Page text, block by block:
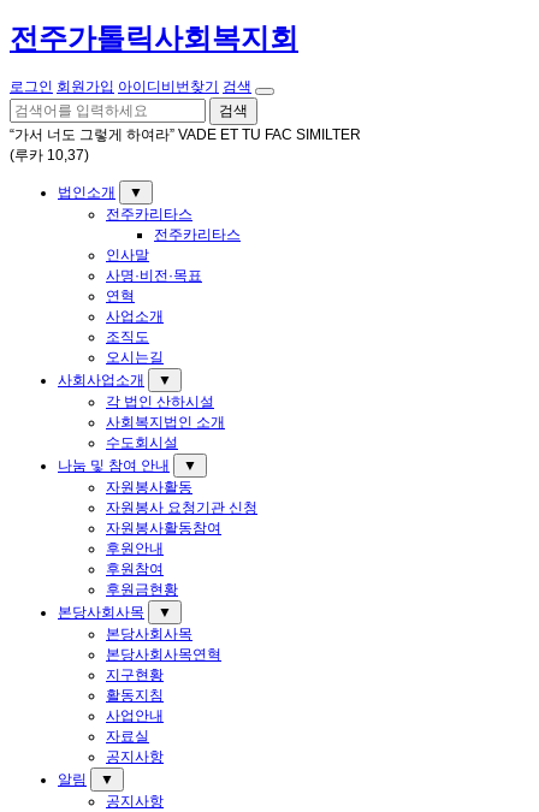
전주가톨릭사회복지회
로그인 회원가입 아이디비번찾기
검색
검색
“가서 너도 그렇게 하여라” VADE ET TU FAC SIMILTER
(루카 10,37)
법인소개
▼
전주카리타스
전주카리타스
인사말
사명·비전·목표
연혁
사업소개
조직도
오시는길
사회사업소개
▼
각 법인 산하시설
사회복지법인 소개
수도회시설
나눔 및 참여 안내
▼
자원봉사활동
자원봉사 요청기관 신청
자원봉사활동참여
후원안내
후원참여
후원금현황
본당사회사목
▼
본당사회사목
본당사회사목연혁
지구현황
활동지침
사업안내
자료실
공지사항
알림
▼
공지사항